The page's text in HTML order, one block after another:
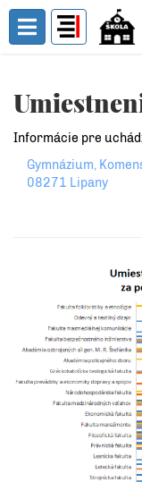
Toggle Menu
Informácie pre
Gymnázium,
08271 Lipany